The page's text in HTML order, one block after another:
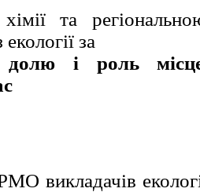
та
за
і роль
викладачів